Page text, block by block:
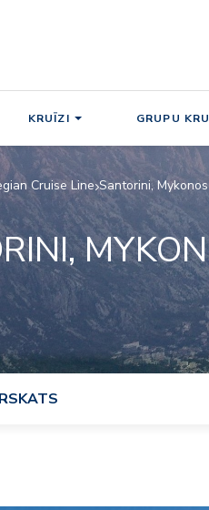
KRUĪZI GRUPU
Cruise Line Santorini,